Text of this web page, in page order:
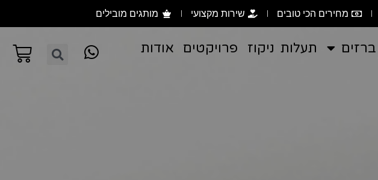
מחירים הכי טובים שירות מקצועי מותגים מובילים
ברזים תעלות ניקוז פרויקטים
אודות